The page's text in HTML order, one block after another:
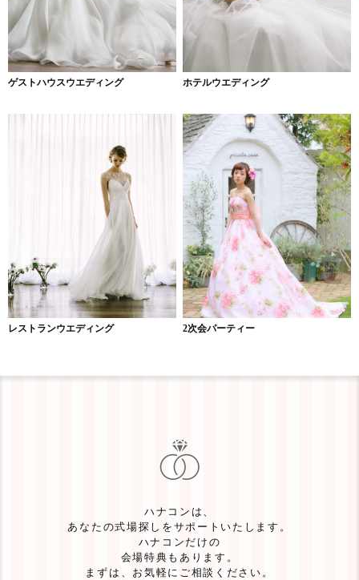
ゲストハウスウエディング ホテルウエディング
レストランウエディング 2次会パーティー
ハナコンは、
あなたの式場探しをサポートいたします。
ハナコンだけの
会場特典もあります。
まずは、お気軽にご相談ください。